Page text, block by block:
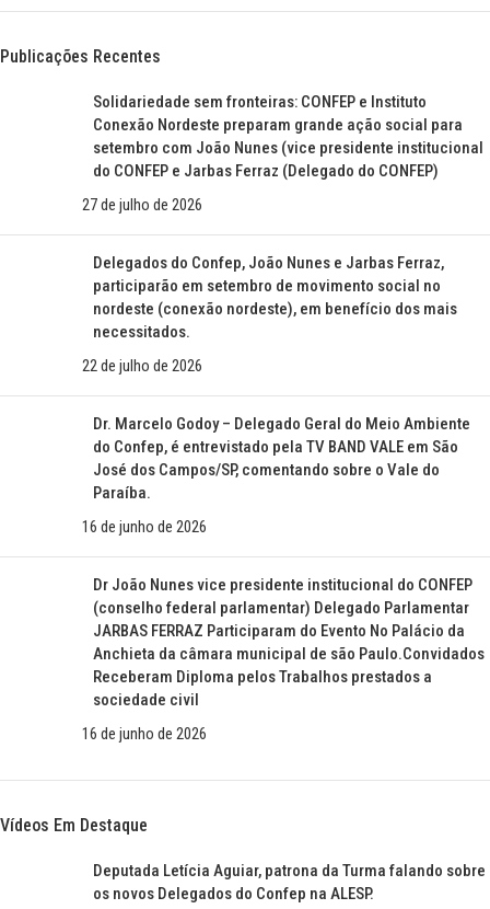
Publicações Recentes
Solidariedade sem fronteiras: CONFEP e Instituto
Conexão Nordeste preparam grande ação social para
setembro com João Nunes (vice presidente institucional
do CONFEP e Jarbas Ferraz (Delegado do CONFEP)
27 de julho de 2026
Delegados do Confep, João Nunes e Jarbas Ferraz,
participarão em setembro de movimento social no
nordeste (conexão nordeste), em benefício dos mais
necessitados.
22 de julho de 2026
Dr. Marcelo Godoy – Delegado Geral do Meio Ambiente
do Confep, é entrevistado pela TV BAND VALE em São
José dos Campos/SP, comentando sobre o Vale do
Paraíba.
16 de junho de 2026
Dr João Nunes vice presidente institucional do CONFEP
(conselho federal parlamentar) Delegado Parlamentar
JARBAS FERRAZ Participaram do Evento No Palácio da
Anchieta da câmara municipal de são Paulo.Convidados
Receberam Diploma pelos Trabalhos prestados a
sociedade civil
16 de junho de 2026
Vídeos Em Destaque
Deputada Letícia Aguiar, patrona da Turma falando sobre
os novos Delegados do Confep na ALESP.